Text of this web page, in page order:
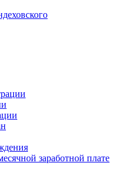
заработной плате